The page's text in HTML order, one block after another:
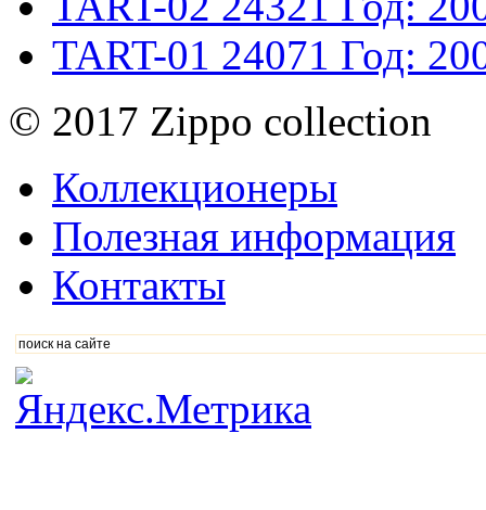
TART-01 24071 Год:
© 2017 Zippo collection
Коллекционеры
Полезная информация
Контакты